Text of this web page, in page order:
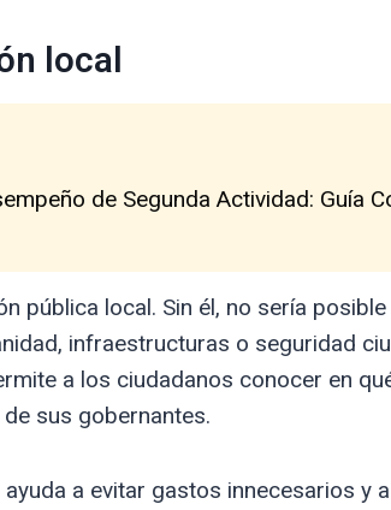
local
de Segunda Actividad: Guía
pública local. Sin él, no sería
infraestructuras o seguridad
a los ciudadanos conocer en
sus gobernantes.
a evitar gastos innecesarios y